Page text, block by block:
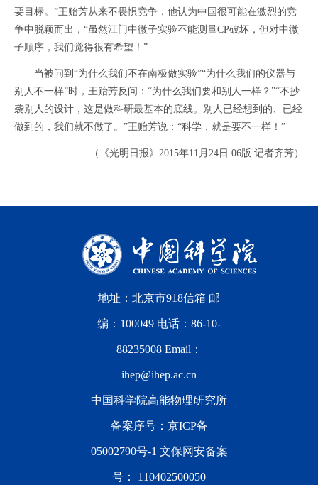
要目标。”王贻芳从来不畏惧竞争，他认为中国很可能在激烈的竞
争中脱颖而出，“虽然江门中微子实验不能测量CP破坏，但对中微
子顺序，我们觉得很有希望！”
当被问到“为什么我们不在南极做实验”“为什么我们的仪器与
别人不一样”时，王贻芳反问：“为什么我们要和别人一样？”“不抄
袭别人的设计，这是做科研最基本的底线。别人已经想到的、已经
做到的，我们就不做了。”王贻芳说：“科学，就是要不一样！”
（《光明日报》2015年11月24日 06版 记者齐芳）
地址：北京市918信箱 邮
编：100049 电话：86-10-
88235008 Email：
ihep@ihep.ac.cn
中国科学院高能物理研究所
备案序号： 京ICP备
05002790号-1 文保网安备案
号： 110402500050